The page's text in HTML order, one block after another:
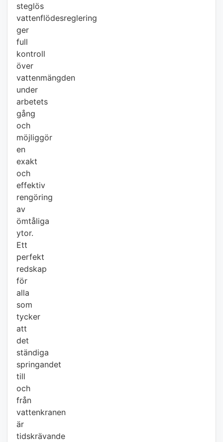
steglös
vattenflödesreglering
ger
full
kontroll
över
vattenmängden
under
arbetets
gång
och
möjliggör
en
exakt
och
effektiv
rengöring
av
ömtåliga
ytor.
Ett
perfekt
redskap
för
alla
som
tycker
att
det
ständiga
springandet
till
och
från
vattenkranen
är
tidskrävande